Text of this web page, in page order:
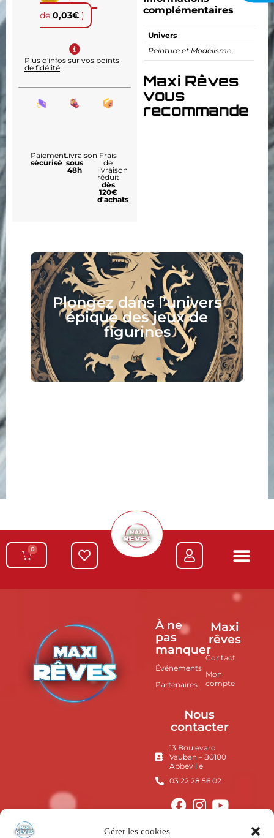
Gérer les cookies
complémentaires
Univers
Peinture et Modélisme
Maxi Rêves
vous
recommande
de 0,03€ )
Plus d'infos sur vos points
de fidélité
Paiement
sécurisé
Livraison
sous
48h
Frais
de
livraison
réduit
dès
120€
d'achats
Plongez dans l’univers
épique des jeux de
figurines
0
À ne
pas
manquer
Événements
Partenaires
Maxi
rêves
Contact
Mon
compte
Nous
contacter
13 Boulevard
Vauban – 80100
Abbeville
03 22 28 56 02